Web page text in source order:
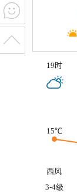
19时
15℃
西风
3-4级